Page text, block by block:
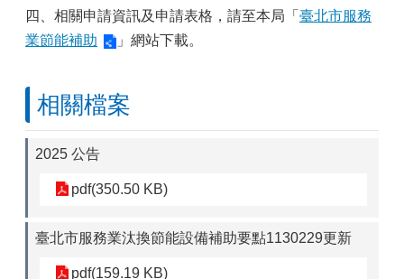
四、相關申請資訊及申請表格，請至本局「 臺北市服務
業節能補助
」網站下載。
相關檔案
2025 公告
pdf(350.50 KB)
臺北市服務業汰換節能設備補助要點1130229更新
pdf(159.19 KB)